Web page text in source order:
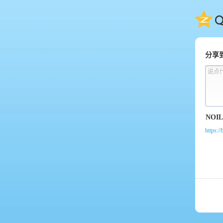
QQ
分享
说点
https://